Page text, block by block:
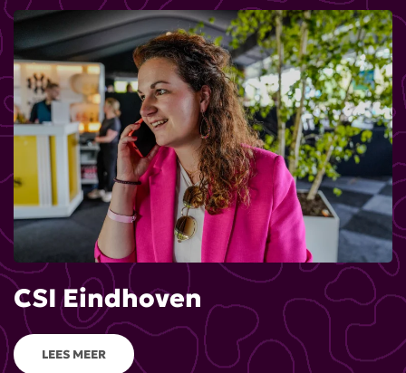
CSI Eindhoven
LEES MEER